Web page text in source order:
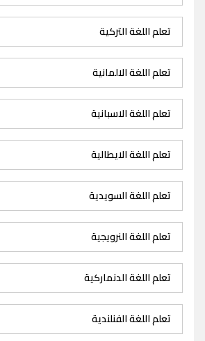
تعلم اللغة التركية
تعلم اللغة الالمانية
تعلم اللغة الاسبانية
تعلم اللغة الايطالية
تعلم اللغة السويدية
تعلم اللغة النرويجية
تعلم اللغة الدنماركية
تعلم اللغة الفنلندية